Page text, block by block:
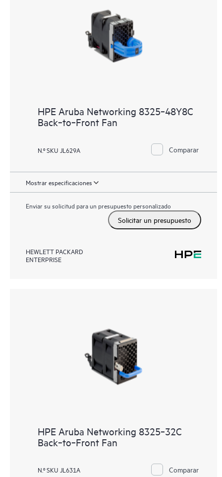
HPE Aruba Networking 8325‑48Y8C
Back‑to‑Front Fan
N.º SKU JL629A Comparar
Mostrar especificaciones
Enviar su solicitud para un presupuesto personalizado
Solicitar un presupuesto
HEWLETT PACKARD
ENTERPRISE
HPE Aruba Networking 8325‑32C
Back‑to‑Front Fan
N.º SKU JL631A Comparar